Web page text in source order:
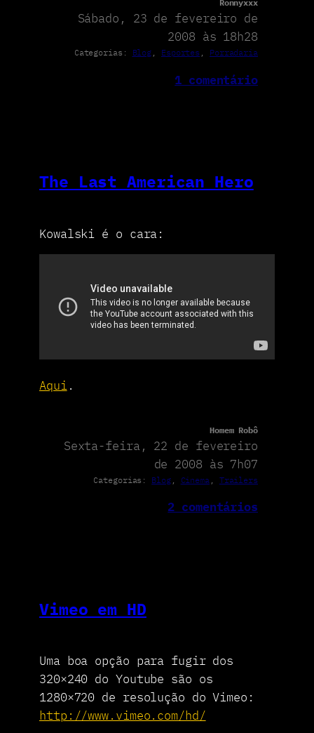
Ronnyxxx
Sábado, 23 de fevereiro de
2008 às 18h28
Categorias: Blog , Esportes , Porradaria
1 comentário
The Last American Hero
Kowalski é o cara:
Aqui.
Homem Robô
Sexta-feira, 22 de fevereiro
de 2008 às 7h07
Categorias: Blog, Cinema Trailers
2 comentários
Vimeo em HD
Uma boa opção para fugir dos
320×240 do Youtube são os
1280×720 de resolução do Vimeo:
http://www.vimeo.com/hd/